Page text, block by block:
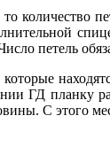
количество
петель
ГД
С этого